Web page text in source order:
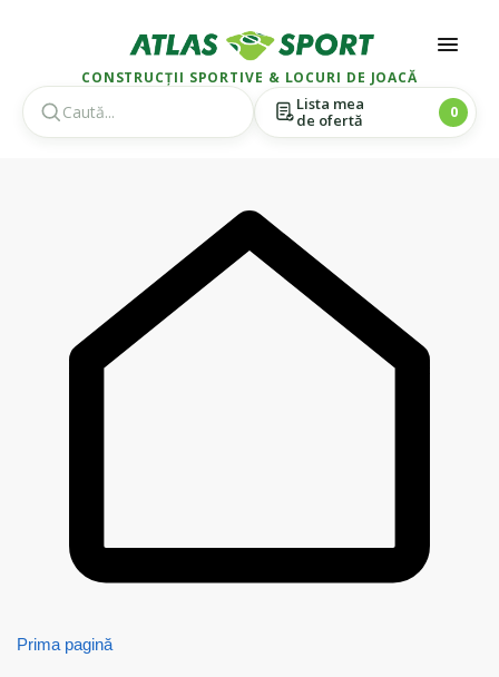
CONSTRUCȚII SPORTIVE & LOCURI DE JOACĂ
Lista mea
de ofertă
0
Prima pagină